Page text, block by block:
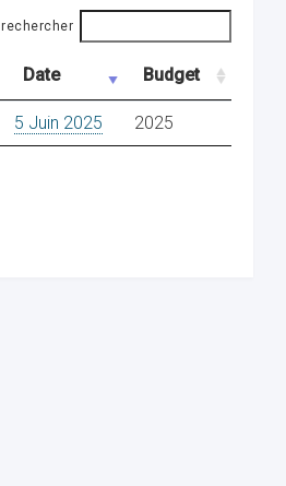
rechercher
Date Budget
5 Juin 2025 2025